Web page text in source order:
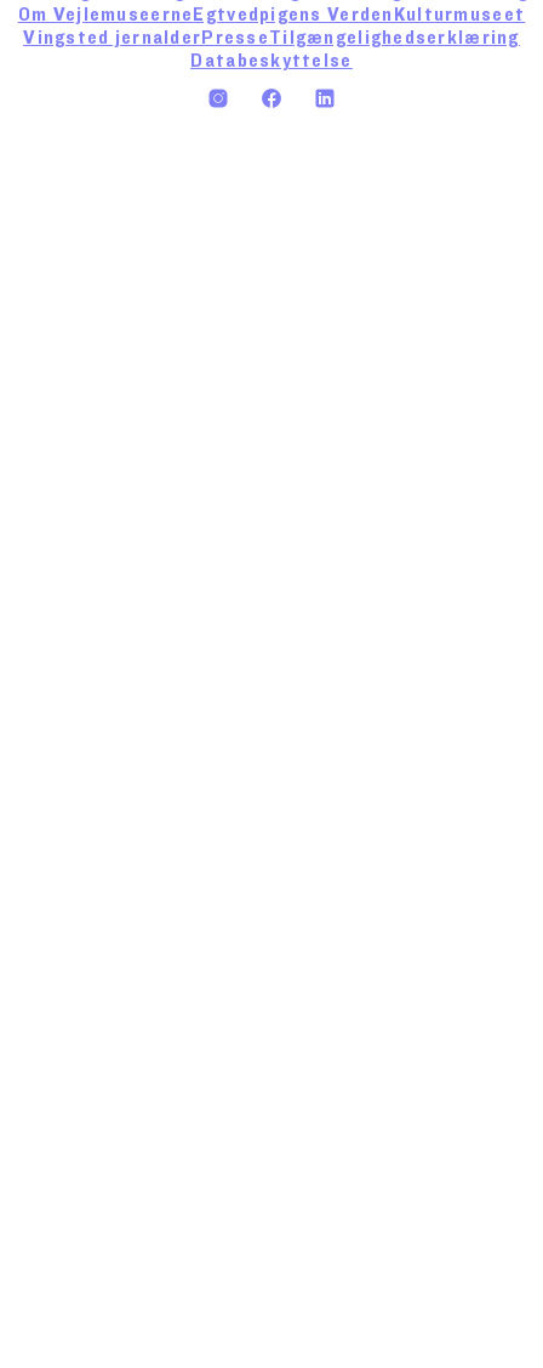
Om VejlemuseerneEgtvedpigens Verden Kulturmuseet
Vingsted jernalderPresseTilgængelighedserklæring
Databeskyttelse